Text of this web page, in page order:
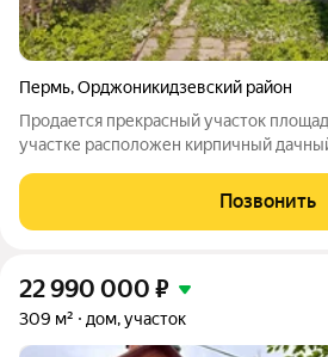
Пермь,Орджоникидзевский район
Продается прекрасный участок
участке расположен кирпичный
такие как смородина, терн, ирга,
две большие яблони. На
Позвонить
22 990 000 ₽
309 м² дом, участок